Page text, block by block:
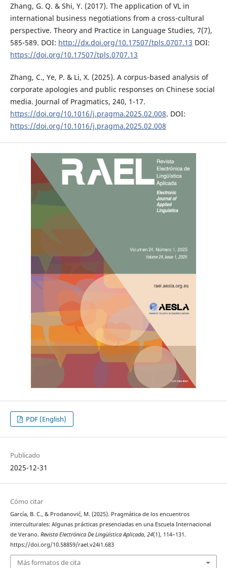
Zhang, G. Q. & Shi, Y. (2017). The application of VL in
international business negotiations from a cross-cultural
perspective. Theory and Practice in Language Studies, 7(7),
585-589. DOI: http://dx.doi.org/10.17507/tpls.0707.13 DOI:
https://doi.org/10.17507/tpls.0707.13
Zhang, C., Ye, P. & Li, X. (2025). A corpus-based analysis of
corporate apologies and public responses on Chinese social
media. Journal of Pragmatics, 240, 1-17.
https://doi.org/10.1016/j.pragma.2025.02.008. DOI:
https://doi.org/10.1016/j.pragma.2025.02.008
PDF (English)
Publicado
2025-12-31
Cómo citar
García, B. C., & Prodanović, M. (2025). Pragmática de los encuentros
interculturales: Algunas prácticas presenciadas en una Escuela Internacional
de Verano. Revista Electrónica De Lingüística Aplicada, 24(1), 114–131.
https://doi.org/10.58859/rael.v24i1.683
Más formatos de cita